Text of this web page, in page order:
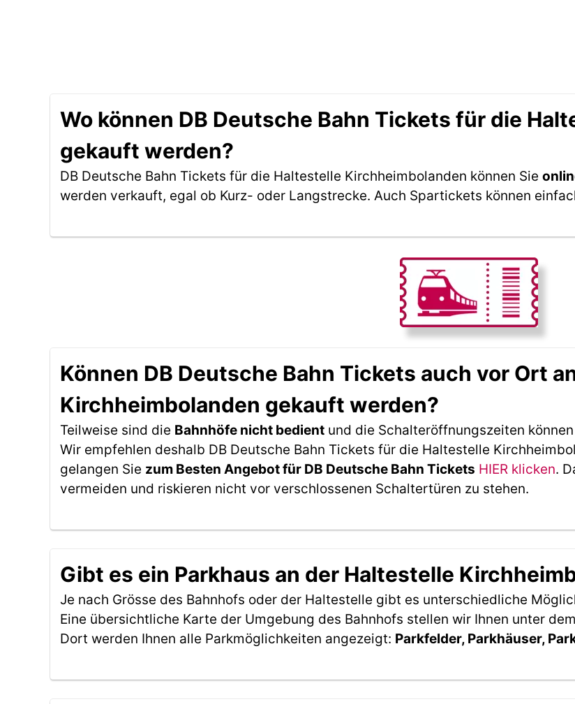
Wo können DB Deutsche Bahn Tickets für die
gekauft werden?
DB Deutsche Bahn Tickets für die Haltestelle Kirchheimbolanden können Sie
werden verkauft, egal ob Kurz- oder Langstrecke. Auch Spartickets können
Können DB Deutsche Bahn Tickets auch vor Ort
Kirchheimbolanden gekauft werden?
Teilweise sind die Bahnhöfe nicht bedient und die Schalteröffnungszeiten
Wir empfehlen deshalb DB Deutsche Bahn Tickets für die Haltestelle
gelangen Sie zum Besten Angebot für DB Deutsche Bahn Tickets HIER klicken.
vermeiden und riskieren nicht vor verschlossenen Schaltertüren zu stehen.
Gibt es ein Parkhaus an der Haltestelle
Je nach Grösse des Bahnhofs oder der Haltestelle gibt es unterschiedliche
Eine übersichtliche Karte der Umgebung des Bahnhofs stellen wir Ihnen unter
Dort werden Ihnen alle Parkmöglichkeiten angezeigt: Parkfelder, Parkhäuser,